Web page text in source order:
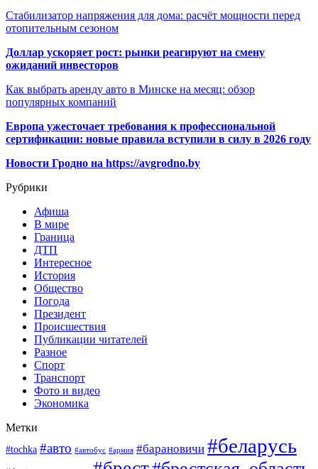
Стабилизатор напряжения для дома: расчёт мощности перед
отопительным сезоном
Доллар ускоряет рост: рынки реагируют на смену
ожиданий инвесторов
Как выбрать аренду авто в Минске на месяц: обзор
популярных компаний
Европа ужесточает требования к профессиональной
сертификации: новые правила вступили в силу в 2026 году
Новости Гродно на https://avgrodno.by
Рубрики
Афиша
В мире
Граница
ДТП
Интересное
История
Общество
Погода
Президент
Происшествия
Публикации читателей
Разное
Спорт
Транспорт
Фото и видео
Экономика
Метки
#tochka #авто #автобус #армия #барановичи #беларусь